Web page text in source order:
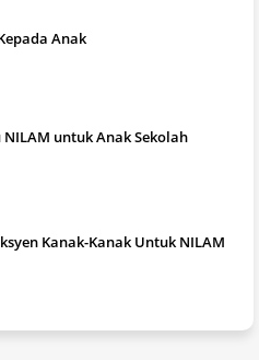
Anak
NILAM untuk Anak Sekolah
Kanak-Kanak Untuk NILAM